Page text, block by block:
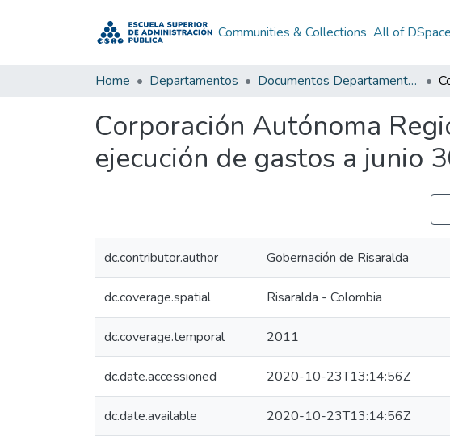
Communities & Collections All of DSpace
Home Departamentos Documentos Departamentales
Corporación Autónoma
ejecución de gastos a junio
dc.contributor.author Gobernación de Risaralda
dc.coverage.spatial Risaralda - Colombia
dc.coverage.temporal 2011
dc.date.accessioned 2020-10-23T13:14:56Z
dc.date.available 2020-10-23T13:14:56Z